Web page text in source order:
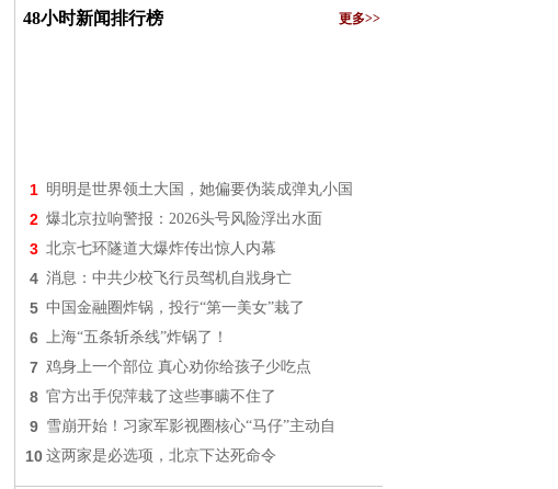
48小时新闻排行榜 更多>>
1 明明是世界领土大国，她偏要伪装成弹丸小国
2 爆北京拉响警报：2026头号风险浮出水面
3 北京七环隧道大爆炸传出惊人内幕
4 消息：中共少校飞行员驾机自戕身亡
5 中国金融圈炸锅，投行“第一美女”栽了
6 上海“五条斩杀线”炸锅了！
7 鸡身上一个部位 真心劝你给孩子少吃点
8 官方出手倪萍栽了这些事瞒不住了
9 雪崩开始！习家军影视圈核心“马仔”主动自
10 这两家是必选项，北京下达死命令